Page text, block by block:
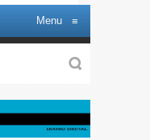
Menu ≡